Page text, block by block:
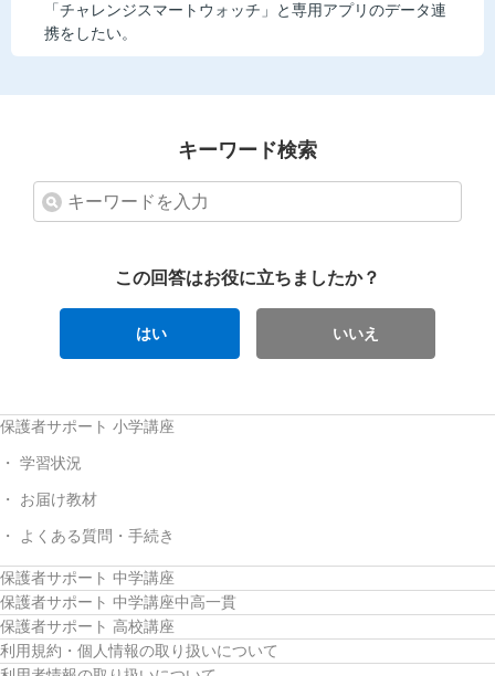
会員サイト(お子様用)はこちら
「チャレンジスマートウォッチ」と専用アプリのデータ連
携をしたい。
キーワード検索
この回答はお役に立ちましたか？
はい いいえ
保護者サポート 小学講座
学習状況
お届け教材
よくある質問・手続き
保護者サポート 中学講座
保護者サポート 中学講座中高一貫
保護者サポート 高校講座
利用規約・個人情報の取り扱いについて